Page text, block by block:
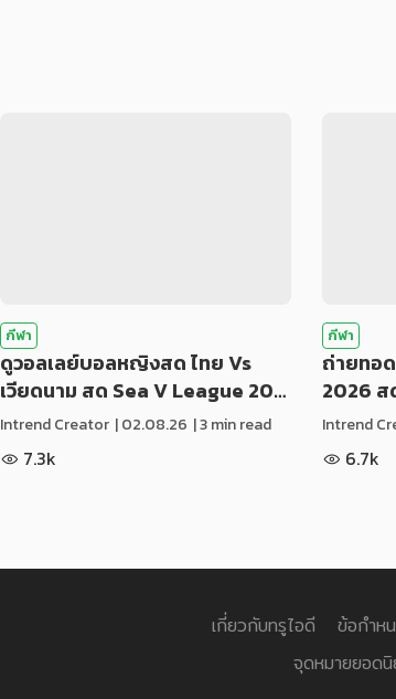
กีฬา
ดูวอลเลย์บอลหญิงสด ไทย Vs
เวียดนาม สด Sea V League 20…
Intrend Creator |02.08.26 | 3 min read
7.3k
กีฬา
ถ่ายทอ
2026 ส
Intrend
6.7k
เกี่ยวกับทรูไอดี ข้อกำห
จุดหมายยอด